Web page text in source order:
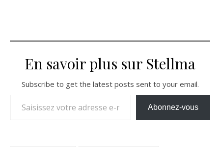
En savoir plus sur Stellma
Subscribe to get the latest posts sent to your email.
Saisissez votre adresse e-mail…
Abonnez-vous